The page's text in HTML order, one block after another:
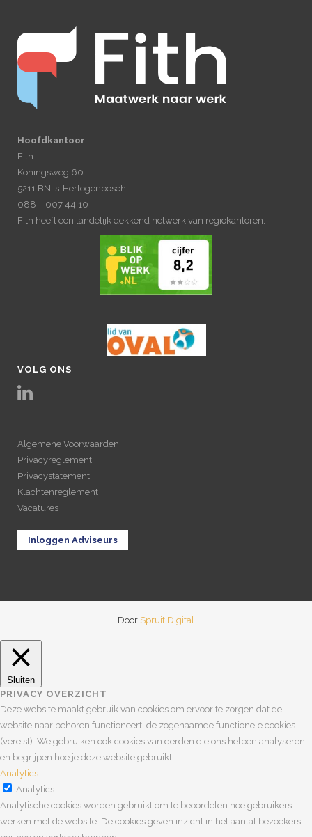
Hoofdkantoor
Fith
Koningsweg 60
5211 BN ‘s-Hertogenbosch
088 – 007 44 10
Fith heeft een landelijk dekkend netwerk van regiokantoren.
VOLG ONS
Algemene Voorwaarden
Privacyreglement
Privacystatement
Klachtenreglement
Vacatures
Inloggen Adviseurs
Door Spruit Digital
Sluiten
PRIVACY OVERZICHT
Deze website maakt gebruik van cookies om ervoor te zorgen dat de
website naar behoren functioneert, de zogenaamde functionele cookies
(vereist). We gebruiken ook cookies van derden die ons helpen analyseren
en begrijpen hoe je deze website gebruikt.
Analytics
Analytics
Analytische cookies worden gebruikt om te beoordelen hoe gebruikers
werken met de website. De cookies geven inzicht in het aantal bezoekers,